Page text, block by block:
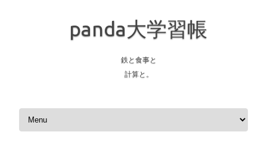
panda大学習帳
鉄と食事と
計算と。
Skip to content